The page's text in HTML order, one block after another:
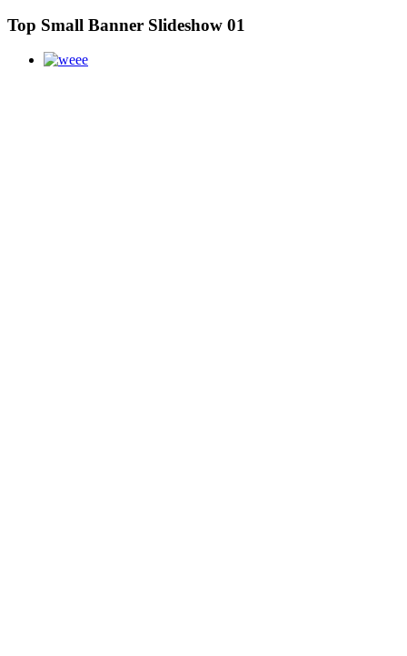
Top Small Banner Slideshow 01